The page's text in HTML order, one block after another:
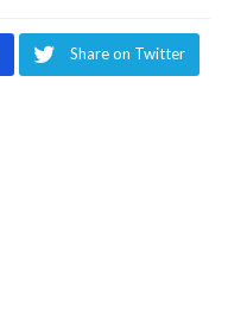
Share on Twitter